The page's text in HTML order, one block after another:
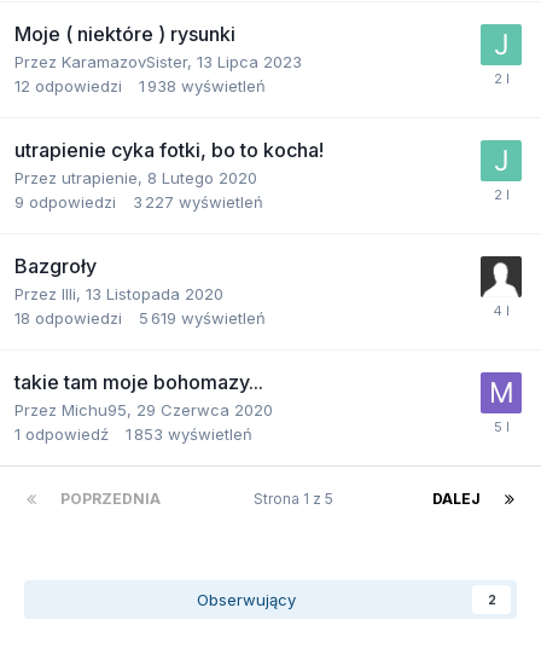
Moje ( niektóre ) rysunki
Przez KaramazovSister, 13 Lipca 2023
12 odpowiedzi 1 938 wyświetleń
utrapienie cyka fotki, bo to kocha!
Przez utrapienie, 8 Lutego 2020
9 odpowiedzi 3 227 wyświetleń
Bazgroły
Przez Illi, 13 Listopada 2020
18 odpowiedzi 5 619 wyświetleń
takie tam moje bohomazy...
Przez Michu95, 29 Czerwca 2020
1 odpowiedź 1 853 wyświetleń
POPRZEDNIA DALEJ
Strona 1 z 5
Obserwujący 2